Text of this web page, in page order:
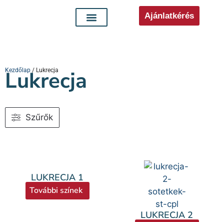
Ajánlatkérés
Kezdőlap / Lukrecja
Lukrecja
Szűrők
LUKRECJA 1
További színek
LUKRECJA 2